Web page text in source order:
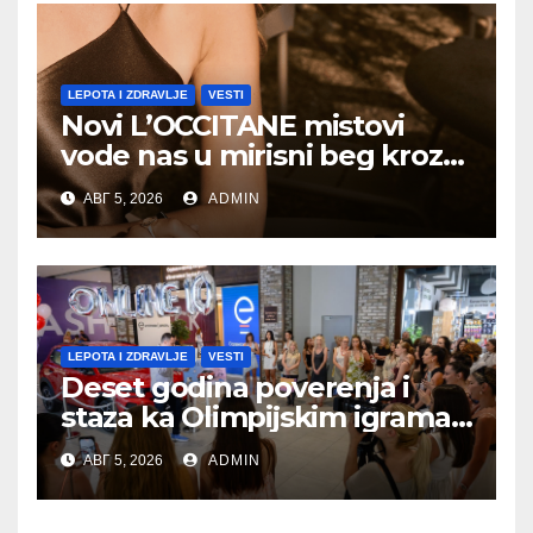
LEPOTA I ZDRAVLJE VESTI
Novi L’OCCITANE mistovi
vode nas u mirisni beg kroz
Provansu
АВГ 5, 2026 ADMIN
LEPOTA I ZDRAVLJE VESTI
Deset godina poverenja i
staza ka Olimpijskim igrama:
Lilly Drogerie proslavile
online rođendan
АВГ 5, 2026 ADMIN